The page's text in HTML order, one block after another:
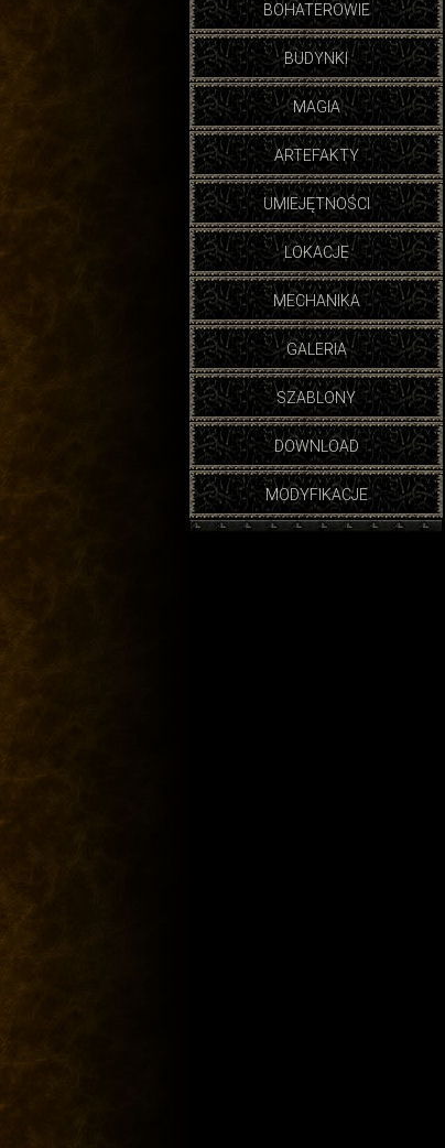
BOHATEROWIE
BUDYNKI
MAGIA
ARTEFAKTY
UMIEJĘTNOŚCI
LOKACJE
MECHANIKA
GALERIA
SZABLONY
DOWNLOAD
MODYFIKACJE